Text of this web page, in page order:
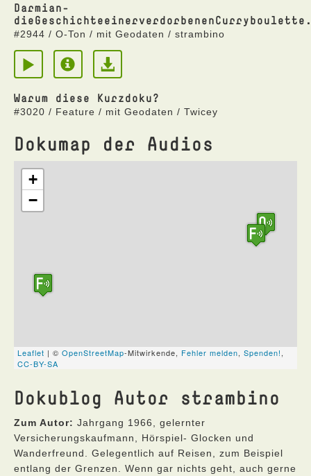
Darmian-
#2944 / O-Ton / mit Geodaten / strambino
Warum diese Kurzdoku?
#3020 / Feature / mit Geodaten / Twicey
Dokumap der Audios
Dokublog Autor strambino
Zum Autor: Jahrgang 1966, gelernter
Versicherungskaufmann, Hörspiel- Glocken und
Wanderfreund. Gelegentlich auf Reisen, zum Beispiel
entlang der Grenzen. Wenn gar nichts geht, auch gerne